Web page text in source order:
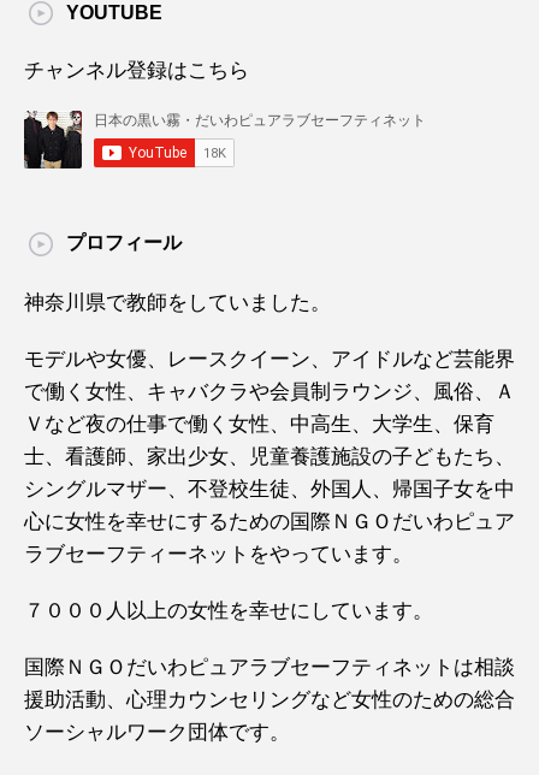
YOUTUBE
チャンネル登録はこちら
プロフィール
神奈川県で教師をしていました。
モデルや女優、レースクイーン、アイドルなど芸能界
で働く女性、キャバクラや会員制ラウンジ、風俗、Ａ
Ｖなど夜の仕事で働く女性、中高生、大学生、保育
士、看護師、家出少女、児童養護施設の子どもたち、
シングルマザー、不登校生徒、外国人、帰国子女を中
心に女性を幸せにするための国際ＮＧＯだいわピュア
ラブセーフティーネットをやっています。
７０００人以上の女性を幸せにしています。
国際ＮＧＯだいわピュアラブセーフティネットは相談
援助活動、心理カウンセリングなど女性のための総合
ソーシャルワーク団体です。